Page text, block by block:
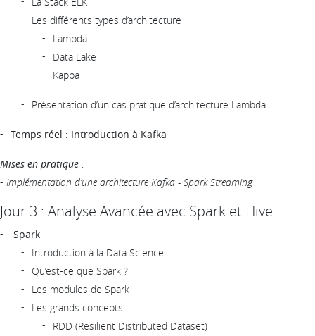
Les différents types d’architecture
Lambda
Data Lake
Kappa
Présentation d’un cas pratique d’architecture Lambda
Temps réel : Introduction à Kafka
Mises en pratique :
- Implémentation d’une architecture Kafka - Spark Streaming
Jour 3 : Analyse Avancée avec Spark et Hive
Spark
Introduction à la Data Science
Qu’est-ce que Spark ?
Les modules de Spark
Les grands concepts
RDD (Resilient Distributed Dataset)